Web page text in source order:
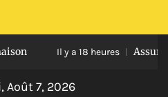
Il y a 18 heures Assurance auto
Août 7, 2026